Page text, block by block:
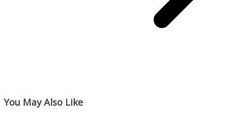
You May Also Like